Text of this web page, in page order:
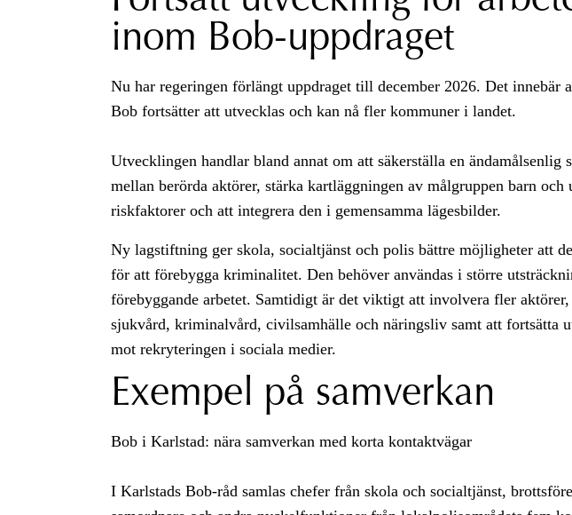
inom Bob-uppdraget
Nu har regeringen förlängt uppdraget till december 2026. Det innebär
Bob fortsätter att utvecklas och kan nå fler kommuner i landet.
Utvecklingen handlar bland annat om att säkerställa en ändamålsenlig
mellan berörda aktörer, stärka kartläggningen av målgruppen barn och
riskfaktorer och att integrera den i gemensamma lägesbilder.
Ny lagstiftning ger skola, socialtjänst och polis bättre möjligheter att
för att förebygga kriminalitet. Den behöver användas i större
förebyggande arbetet. Samtidigt är det viktigt att involvera fler aktörer,
sjukvård, kriminalvård, civilsamhälle och näringsliv samt att fortsätta
mot rekryteringen i sociala medier.
Exempel på samverkan
Bob i Karlstad: nära samverkan med korta kontaktvägar
I Karlstads Bob-råd samlas chefer från skola och socialtjänst,